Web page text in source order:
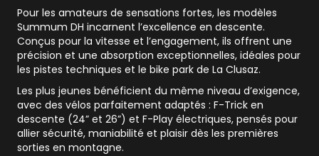
Pour les amateurs de sensations fortes, les modèles
Summum DH incarnent l’excellence en descente.
Conçus pour la vitesse et l’engagement, ils offrent une
précision et une absorption exceptionnelles, idéales pour
les pistes techniques et le bike park de La Clusaz.
Les plus jeunes bénéficient du même niveau d’exigence,
avec des vélos parfaitement adaptés : F-Trick en
descente (24” et 26”) et F-Play électriques, pensés pour
allier sécurité, maniabilité et plaisir dès les premières
sorties en montagne.